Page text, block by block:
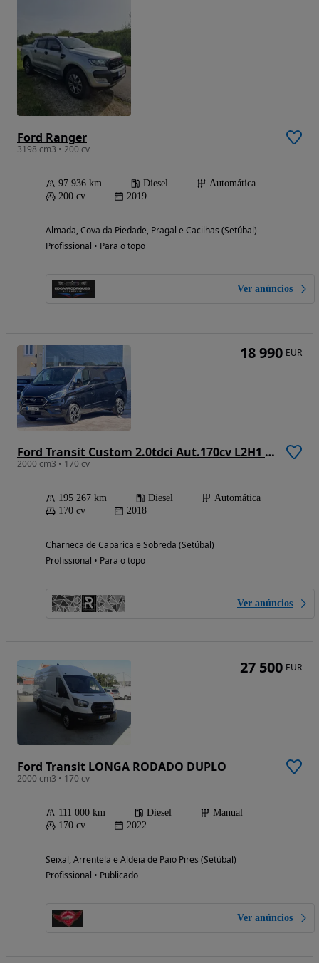
Ford Ranger
3198 cm3 • 200 cv
97 936 km Diesel
Automática
200 cv
2019
Almada, Cova da Piedade, Pragal e Cacilhas (Setúbal)
Profissional • Para o topo
Ver anúncios
Ford Transit Custom 2.0tdci Aut.170cv L2H1 3lug
2000 cm3 • 170 cv
195 267 km Diesel
Automática
170 cv
2018
Charneca de Caparica e Sobreda (Setúbal)
Profissional • Para o topo
Ver anúncios
18 990 EUR
Ford Transit LONGA RODADO DUPLO
2000 cm3 • 170 cv
111 000 km Diesel
Manual
170 cv
2022
Seixal, Arrentela e Aldeia de Paio Pires (Setúbal)
Profissional • Publicado
Ver anúncios
27 500 EUR